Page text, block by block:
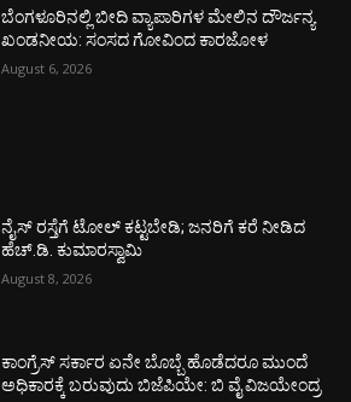
ಬೆಂಗಳೂರಿನಲ್ಲಿ ಬೀದಿ ವ್ಯಾಪಾರಿಗಳ ಮೇಲಿನ ದೌರ್ಜನ್ಯ
ಖಂಡನೀಯ: ಸಂಸದ ಗೋವಿಂದ ಕಾರಜೋಳ
August 6, 2026
ನೈಸ್ ರಸ್ತೆಗೆ ಟೋಲ್ ಕಟ್ಟಬೇಡಿ; ಜನರಿಗೆ ಕರೆ ನೀಡಿದ
ಹೆಚ್.ಡಿ. ಕುಮಾರಸ್ವಾಮಿ
August 8, 2026
ಕಾಂಗ್ರೆಸ್ ಸರ್ಕಾರ ಏನೇ ಬೊಬ್ಬೆ ಹೊಡೆದರೂ ಮುಂದೆ
ಅಧಿಕಾರಕ್ಕೆ ಬರುವುದು ಬಿಜೆಪಿಯೇ: ಬಿ ವೈ ವಿಜಯೇಂದ್ರ